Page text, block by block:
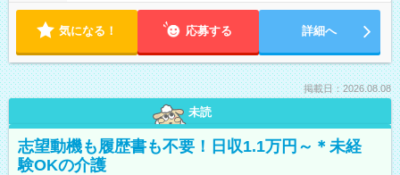
気になる！ 応募する 詳細へ
掲載日：2026.08.08
未読
志望動機も履歴書も不要！日収1.1万円～＊未経
験OKの介護